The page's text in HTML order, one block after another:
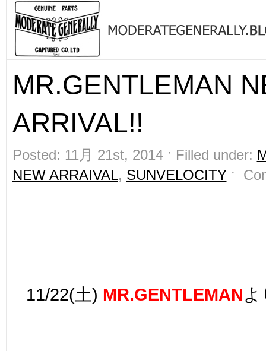
MR.GENTLEMAN
ARRIVAL!!
Posted: 11月 21st, 2014 ˑ Filled under:
NEW ARRAIVAL, SUNVELOCITYˑ
11/22(土) MR.GENTLEMAN